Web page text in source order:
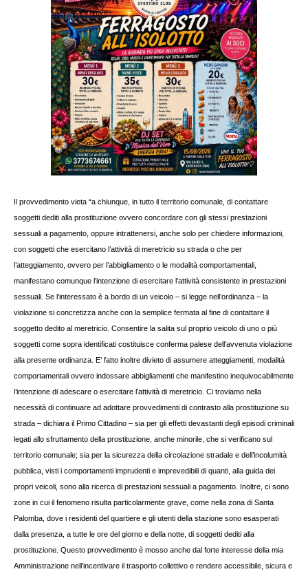
Il provvedimento vieta “a chiunque, in tutto il territorio comunale, di contattare
soggetti dediti alla prostituzione ovvero concordare con gli stessi prestazioni
sessuali a pagamento, oppure intrattenersi, anche solo per chiedere informazioni,
con soggetti che esercitano l’attività di meretricio su strada o che per
l’atteggiamento, ovvero per l’abbigliamento o le modalità comportamentali,
manifestano comunque l’intenzione di esercitare l’attività consistente in prestazioni
sessuali. Se l’interessato è a bordo di un veicolo – si legge nell’ordinanza – la
violazione si concretizza anche con la semplice fermata al fine di contattare il
soggetto dedito al meretricio. Consentire la salita sul proprio veicolo di uno o più
soggetti come sopra identificati costituisce conferma palese dell’avvenuta violazione
alla presente ordinanza. E’ fatto inoltre divieto di assumere atteggiamenti, modalità
comportamentali ovvero indossare abbigliamenti che manifestino inequivocabilmente
l’intenzione di adescare o esercitare l’attività di meretricio. Ci troviamo nella
necessità di continuare ad adottare provvedimenti di contrasto alla prostituzione su
strada – dichiara il Primo Cittadino – sia per gli effetti devastanti degli episodi criminali
legati allo sfruttamento della prostituzione, anche minorile, che si verificano sul
territorio comunale; sia per la sicurezza della circolazione stradale e dell’incolumità
pubblica, visti i comportamenti imprudenti e imprevedibili di quanti, alla guida dei
propri veicoli, sono alla ricerca di prestazioni sessuali a pagamento. Inoltre, ci sono
zone in cui il fenomeno risulta particolarmente grave, come nella zona di Santa
Palomba, dove i residenti del quartiere e gli utenti della stazione sono esasperati
dalla presenza, a tutte le ore del giorno e della notte, di soggetti dediti alla
prostituzione. Questo provvedimento è mosso anche dal forte interesse della mia
Amministrazione nell’incentivare il trasporto collettivo e rendere accessibile, sicura e